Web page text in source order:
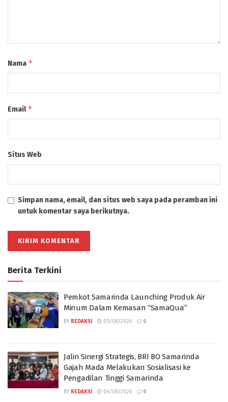
Nama *
Email*
Situs Web
Simpan nama, email, dan situs web saya pada peramban ini
untuk komentar saya berikutnya.
Berita Terkini
Pemkot Samarinda Launching Produk Air
Minum Dalam Kemasan “SamaQua”
BY REDAKSI 05/08/2026 0
Jalin Sinergi Strategis, BRI BO Samarinda
Gajah Mada Melakukan Sosialisasi ke
Pengadilan Tinggi Samarinda
BY REDAKSI 04/08/2026 0